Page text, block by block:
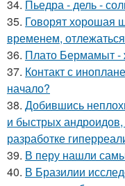
34. Пьедра - дель -
35. Говорят хорошая
временем,
36. Плато Бермамыт -
37. Контакт с
начало?
38. Добившись
и быстрых
разработке
39. В перу нашли
40. В Бразилии